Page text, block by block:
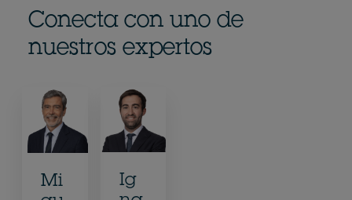
Conecta con uno de
nuestros expertos
Mi
Ig